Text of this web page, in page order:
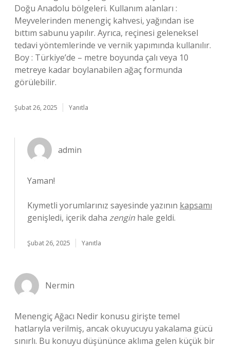
Doğu Anadolu bölgeleri. Kullanım alanları :
Meyvelerinden menengiç kahvesi, yağından ise
bıttım sabunu yapılır. Ayrıca, reçinesi geleneksel
tedavi yöntemlerinde ve vernik yapımında kullanılır.
Boy : Türkiye’de – metre boyunda çalı veya 10
metreye kadar boylanabilen ağaç formunda
görülebilir.
Şubat 26, 2025 Yanıtla
admin
Yaman!
Kıymetli yorumlarınız sayesinde yazının kapsamı
genişledi, içerik daha zengin hale geldi.
Şubat 26, 2025 Yanıtla
Nermin
Menengiç Ağacı Nedir konusu girişte temel
hatlarıyla verilmiş, ancak okuyucuyu yakalama gücü
sınırlı. Bu konuyu düşününce aklıma gelen küçük bir